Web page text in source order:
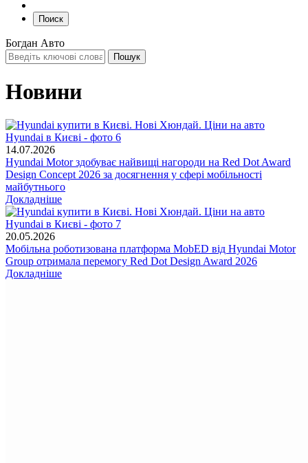
Поиск
Богдан Авто
Новини
14.07.2026
Hyundai Motor здобуває найвищі нагороди на Red Dot Award
Design Concept 2026 за досягнення у сфері мобільності
майбутнього
Докладніше
20.05.2026
Мобільна роботизована платформа MobED від Hyundai Motor
Group отримала перемогу Red Dot Design Award 2026
Докладніше